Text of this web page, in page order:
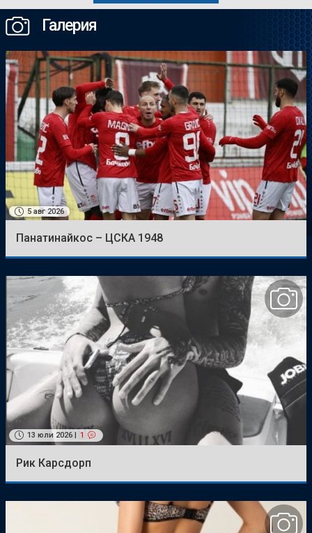
Галерия
5 авг 2026
Панатинайкос – ЦСКА 1948
13 юли 2026 | 1
Рик Карсдорп